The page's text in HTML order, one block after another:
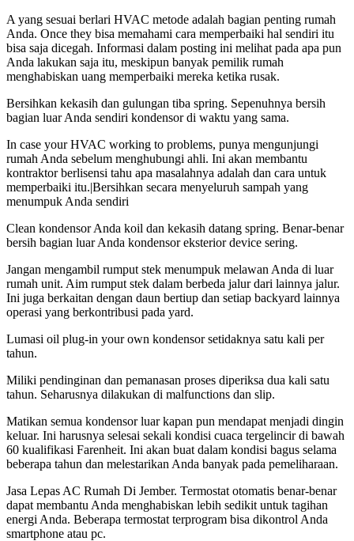
A yang sesuai berlari HVAC metode adalah bagian penting rumah
Anda. Once they bisa memahami cara memperbaiki hal sendiri itu
bisa saja dicegah. Informasi dalam posting ini melihat pada apa pun
Anda lakukan saja itu, meskipun banyak pemilik rumah
menghabiskan uang memperbaiki mereka ketika rusak.
Bersihkan kekasih dan gulungan tiba spring. Sepenuhnya bersih
bagian luar Anda sendiri kondensor di waktu yang sama.
In case your HVAC working to problems, punya mengunjungi
rumah Anda sebelum menghubungi ahli. Ini akan membantu
kontraktor berlisensi tahu apa masalahnya adalah dan cara untuk
memperbaiki itu.|Bersihkan secara menyeluruh sampah yang
menumpuk Anda sendiri
Clean kondensor Anda koil dan kekasih datang spring. Benar-benar
bersih bagian luar Anda kondensor eksterior device sering.
Jangan mengambil rumput stek menumpuk melawan Anda di luar
rumah unit. Aim rumput stek dalam berbeda jalur dari lainnya jalur.
Ini juga berkaitan dengan daun bertiup dan setiap backyard lainnya
operasi yang berkontribusi pada yard.
Lumasi oil plug-in your own kondensor setidaknya satu kali per
tahun.
Miliki pendinginan dan pemanasan proses diperiksa dua kali satu
tahun. Seharusnya dilakukan di malfunctions dan slip.
Matikan semua kondensor luar kapan pun mendapat menjadi dingin
keluar. Ini harusnya selesai sekali kondisi cuaca tergelincir di bawah
60 kualifikasi Farenheit. Ini akan buat dalam kondisi bagus selama
beberapa tahun dan melestarikan Anda banyak pada pemeliharaan.
Jasa Lepas AC Rumah Di Jember. Termostat otomatis benar-benar
dapat membantu Anda menghabiskan lebih sedikit untuk tagihan
energi Anda. Beberapa termostat terprogram bisa dikontrol Anda
smartphone atau pc.